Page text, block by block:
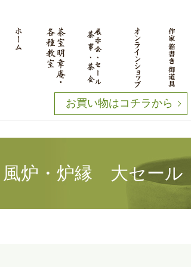
お買い物はコチラから
炉・炉縁 大セール